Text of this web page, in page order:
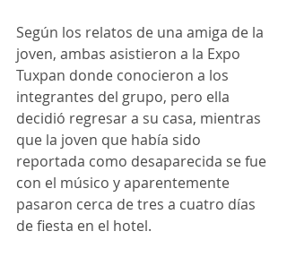
Según los relatos de una amiga de la
joven, ambas asistieron a la Expo
Tuxpan donde conocieron a los
integrantes del grupo, pero ella
decidió regresar a su casa, mientras
que la joven que había sido
reportada como desaparecida se fue
con el músico y aparentemente
pasaron cerca de tres a cuatro días
de fiesta en el hotel.